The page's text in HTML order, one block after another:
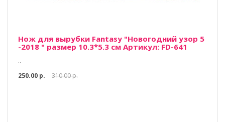
Нож для вырубки Fantasy "Новогодний узор 5
-2018 " размер 10.3*5.3 см Артикул: FD-641
..
250.00 р.
310.00 р.